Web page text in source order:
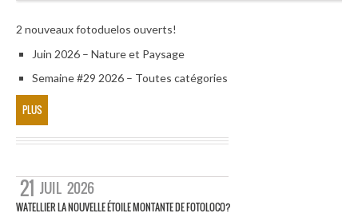
2 nouveaux fotoduelos ouverts!
Juin 2026 – Nature et Paysage
Semaine #29 2026 – Toutes catégories
PLUS
21 JUIL 2026
WATELLIER LA NOUVELLE ÉTOILE MONTANTE DE FOTOLOCO?